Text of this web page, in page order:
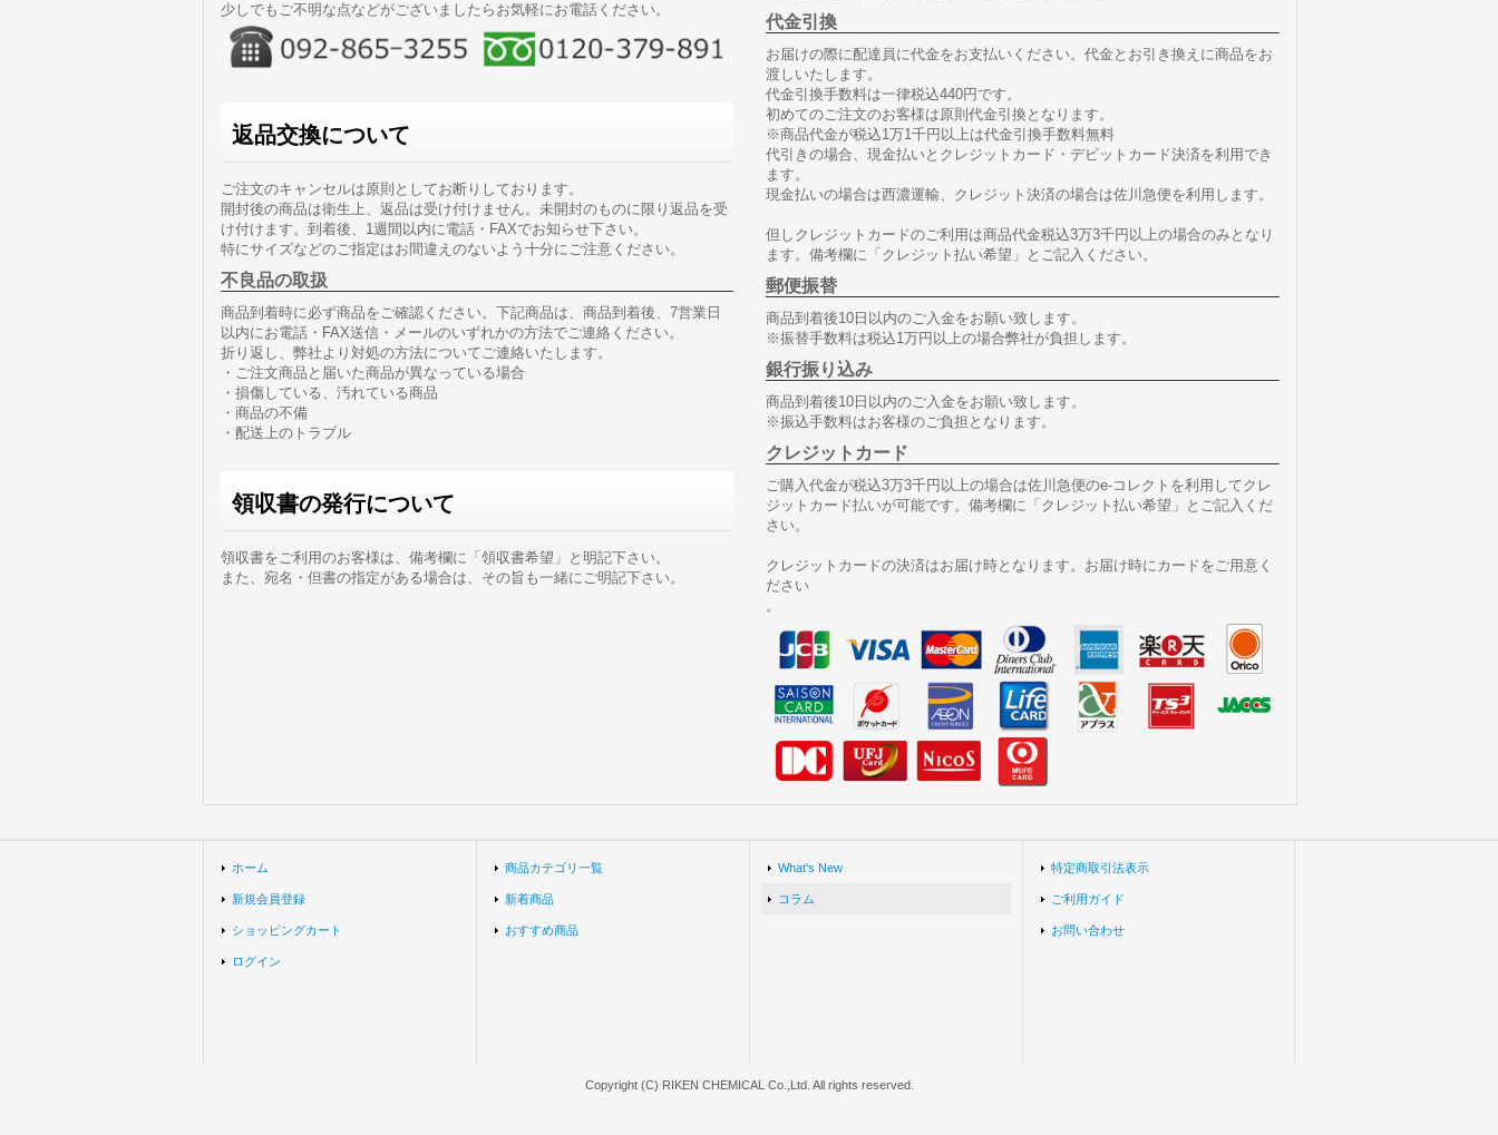
少しでもご不明な点などがございましたらお気軽にお電話ください。
返品交換について
ご注文のキャンセルは原則としてお断りしております。
開封後の商品は衛生上、返品は受け付けません。未開封のものに限り返品を受
け付けます。到着後、1週間以内に電話・FAXでお知らせ下さい。
特にサイズなどのご指定はお間違えのないよう十分にご注意ください。
不良品の取扱
商品到着時に必ず商品をご確認ください。下記商品は、商品到着後、7営業日
以内にお電話・FAX送信・メールのいずれかの方法でご連絡ください。
折り返し、弊社より対処の方法についてご連絡いたします。
・ご注文商品と届いた商品が異なっている場合
・損傷している、汚れている商品
・商品の不備
・配送上のトラブル
領収書の発行について
領収書をご利用のお客様は、備考欄に「領収書希望」と明記下さい。
また、宛名・但書の指定がある場合は、その旨も一緒にご明記下さい。
代金引換
お届けの際に配達員に代金をお支払いください。代金とお引き換えに商品をお
渡しいたします。
代金引換手数料は一律税込440円です。
初めてのご注文のお客様は原則代金引換となります。
※商品代金が税込1万1千円以上は代金引換手数料無料
代引きの場合、現金払いとクレジットカード・デビットカード決済を利用でき
ます。
現金払いの場合は西濃運輸、クレジット決済の場合は佐川急便を利用します。
但しクレジットカードのご利用は商品代金税込3万3千円以上の場合のみとなり
ます。備考欄に「クレジット払い希望」とご記入ください。
郵便振替
商品到着後10日以内のご入金をお願い致します。
※振替手数料は税込1万円以上の場合弊社が負担します。
銀行振り込み
商品到着後10日以内のご入金をお願い致します。
※振込手数料はお客様のご負担となります。
クレジットカード
ご購入代金が税込3万3千円以上の場合は佐川急便のe-コレクトを利用してクレ
ジットカード払いが可能です。備考欄に「クレジット払い希望」とご記入くだ
さい。
クレジットカードの決済はお届け時となります。お届け時にカードをご用意く
ださい
。
ホーム
新規会員登録
ショッピングカート
ログイン
商品カテゴリ一覧
新着商品
おすすめ商品
What's New
コラム
特定商取引法表示
ご利用ガイド
お問い合わせ
Copyright (C) RIKEN CHEMICAL Co.,Ltd. All rights reserved.